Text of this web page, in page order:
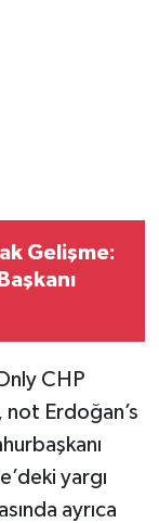
Gelişme:
CHP
Erdoğan’s
yargı
ayrıca